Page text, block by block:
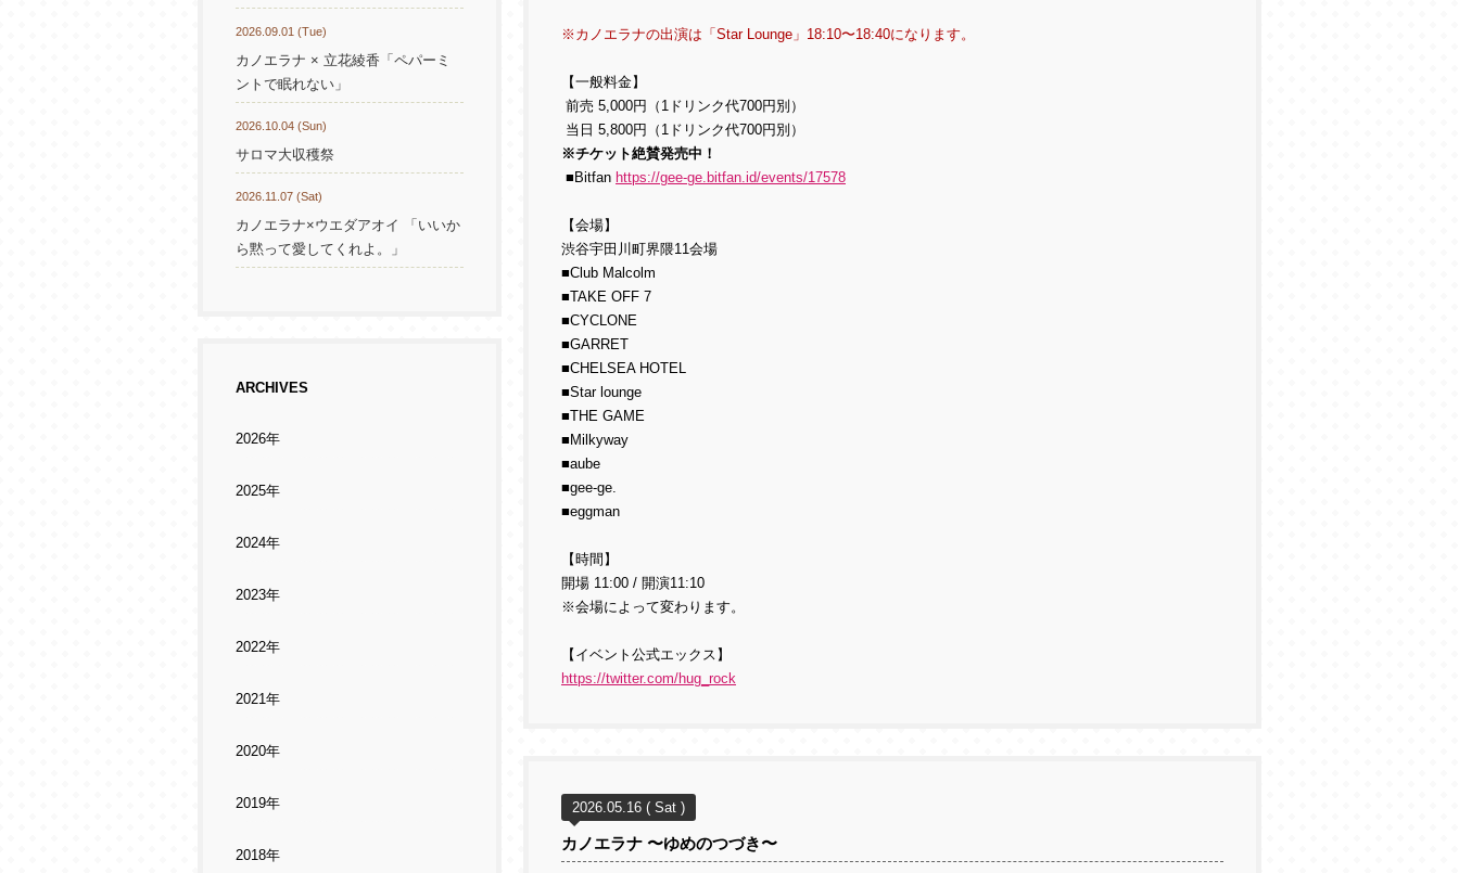
※カノエラナの出演は「Star Lounge」18:10〜18:40になります。
【一般料金】
前売 5,000円（1ドリンク代700円別）
当日 5,800円（1ドリンク代700円別）
※チケット絶賛発売中！
■Bitfan https://gee-ge.bitfan.id/events/17578
【会場】
渋谷宇田川町界隈11会場
■Club Malcolm
■TAKE OFF 7
■CYCLONE
■GARRET
■CHELSEA HOTEL
■Star lounge
■THE GAME
■Milkyway
■aube
■gee-ge.
■eggman
【時間】
開場 11:00 / 開演11:10
※会場によって変わります。
【イベント公式エックス】
https://twitter.com/hug_rock
2026.05.16 ( Sat )
カノエラナ 〜ゆめのつづき〜
2026.09.01 (Tue)
カノエラナ × 立花綾香「ペパーミ
ントで眠れない」
2026.10.04 (Sun)
サロマ大収穫祭
2026.11.07 (Sat)
カノエラナ×ウエダアオイ 「いいか
ら黙って愛してくれよ。」
ARCHIVES
2026年
2025年
2024年
2023年
2022年
2021年
2020年
2019年
2018年